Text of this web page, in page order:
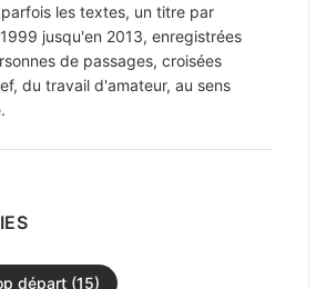
les textes, un titre par
jusqu'en 2013, enregistrées
de passages, croisées
du travail d'amateur, au sens
départ (15)